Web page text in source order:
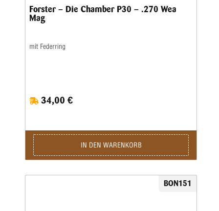
Forster – Die Chamber P30 – .270 Wea
Mag
mit Federring
34,00 €
IN DEN WARENKORB
BON151